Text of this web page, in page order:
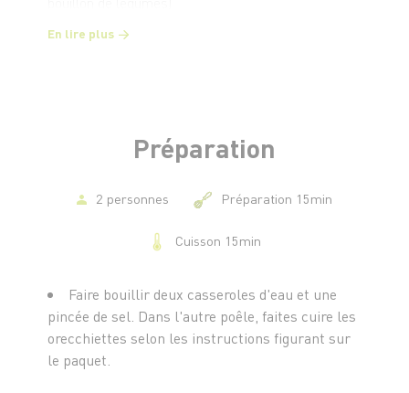
-4 brins de thym
-Une pincée de sel et de poivre
En lire plus
Préparation
2 personnes Préparation 15min
Cuisson 15min
Faire bouillir deux casseroles d'eau et une
pincée de sel. Dans l'autre poêle, faites cuire les
orecchiettes selon les instructions figurant sur
le paquet.